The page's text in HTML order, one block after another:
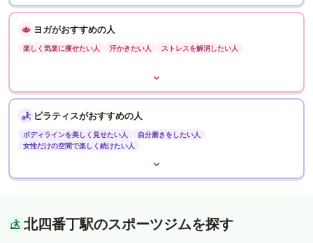
ヨガがおすすめの人
楽しく気楽に痩せたい人 汗かきたい人 ストレスを解消したい人
ピラティスがおすすめの人
ボディラインを美しく見せたい人
自分磨きをしたい人
女性だけの空間で楽しく続けたい人
北四番丁駅のスポーツジムを探す